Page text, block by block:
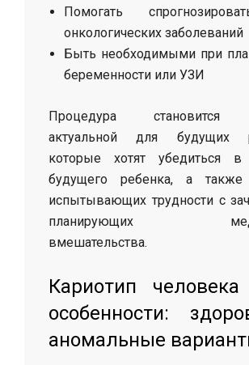
Помогать
онкологических заболеваний
Быть необходимыми при
беременности или УЗИ
Процедура становится
актуальной для будущих
которые хотят убедиться в
будущего ребенка, а
испытывающих трудности с
планирующих
вмешательства.
Кариотип
особенности:
аномальные